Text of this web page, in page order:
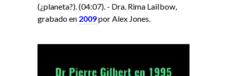
(¿planeta?). (04:07). - Dra. Rima LaiIbow,
grabado en 2009por Alex Jones.